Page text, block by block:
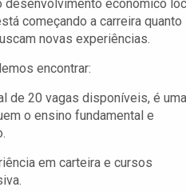
desenvolvimento econômico
começando a carreira quanto
novas experiências.
encontrar:
de 20 vagas disponíveis, é uma
o ensino fundamental e
em carteira e cursos